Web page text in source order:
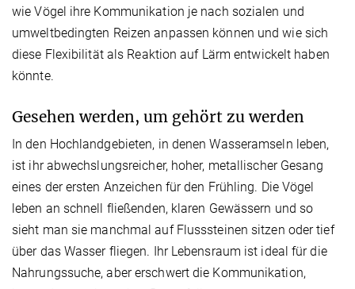
wie Vögel ihre Kommunikation je nach sozialen und
umweltbedingten Reizen anpassen können und wie sich
diese Flexibilität als Reaktion auf Lärm entwickelt haben
könnte.
Gesehen werden, um gehört zu werden
In den Hochlandgebieten, in denen Wasseramseln leben,
ist ihr abwechslungsreicher, hoher, metallischer Gesang
eines der ersten Anzeichen für den Frühling. Die Vögel
leben an schnell fließenden, klaren Gewässern und so
sieht man sie manchmal auf Flusssteinen sitzen oder tief
über das Wasser fliegen. Ihr Lebensraum ist ideal für die
Nahrungssuche, aber erschwert die Kommunikation,